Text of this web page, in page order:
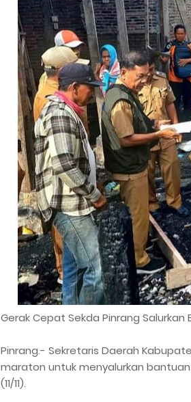
Gerak Cepat Sekda Pinrang
Pinrang.- Sekretaris Daerah
maraton untuk menyalurkan
(11/11).